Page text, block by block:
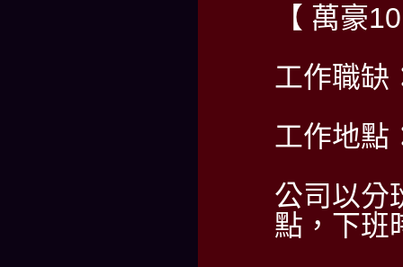
【 萬豪
工作職缺
工作地點
公司以分
點，下班